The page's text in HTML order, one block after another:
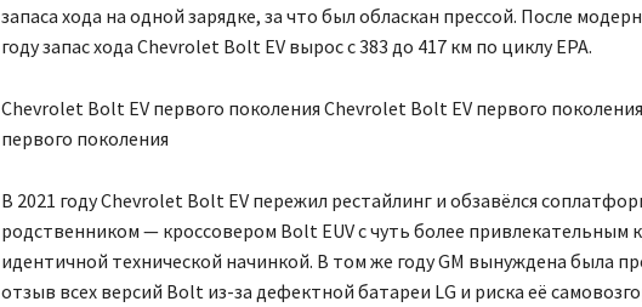
запаса хода на одной зарядке, за что был обласкан прессой. После
году запас хода Chevrolet Bolt EV вырос с 383 до 417 км по циклу EPA.
Chevrolet Bolt EV первого поколения Chevrolet Bolt EV первого
первого поколения
В 2021 году Chevrolet Bolt EV пережил рестайлинг и обзавёлся
родственником — кроссовером Bolt EUV с чуть более привлекательным
идентичной технической начинкой. В том же году GM вынуждена была
отзыв всех версий Bolt из-за дефектной батареи LG и риска её